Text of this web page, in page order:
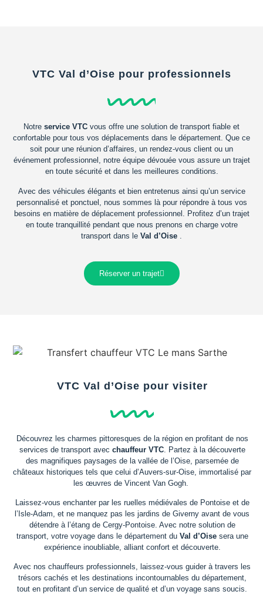
VTC Val d’Oise pour professionnels
Notre service VTC vous offre une solution de transport fiable et
confortable pour tous vos déplacements dans le département. Que ce
soit pour une réunion d’affaires, un rendez-vous client ou un
événement professionnel, notre équipe dévouée vous assure un trajet
en toute sécurité et dans les meilleures conditions.
Avec des véhicules élégants et bien entretenus ainsi qu’un service
personnalisé et ponctuel, nous sommes là pour répondre à tous vos
besoins en matière de déplacement professionnel. Profitez d’un trajet
en toute tranquillité pendant que nous prenons en charge votre
transport dans le Val d’Oise
Réserver un trajet
VTC Val d’Oise pour visiter
Découvrez les charmes pittoresques de la région en profitant de nos
services de transport avec chauffeur VTC. Partez à la découverte
des magnifiques paysages de la vallée de l’Oise, parsemée de
châteaux historiques tels que celui d’Auvers-sur-Oise, immortalisé par
les œuvres de Vincent Van Gogh.
Laissez-vous enchanter par les ruelles médiévales de Pontoise et de
l’Isle-Adam, et ne manquez pas les jardins de Giverny avant de vous
détendre à l’étang de Cergy-Pontoise. Avec notre solution de
transport, votre voyage dans le département du Val d’Oisesera une
expérience inoubliable, alliant confort et découverte.
Avec nos chauffeurs professionnels, laissez-vous guider à travers les
trésors cachés et les destinations incontournables du département,
tout en profitant d’un service de qualité et d’un voyage sans soucis.